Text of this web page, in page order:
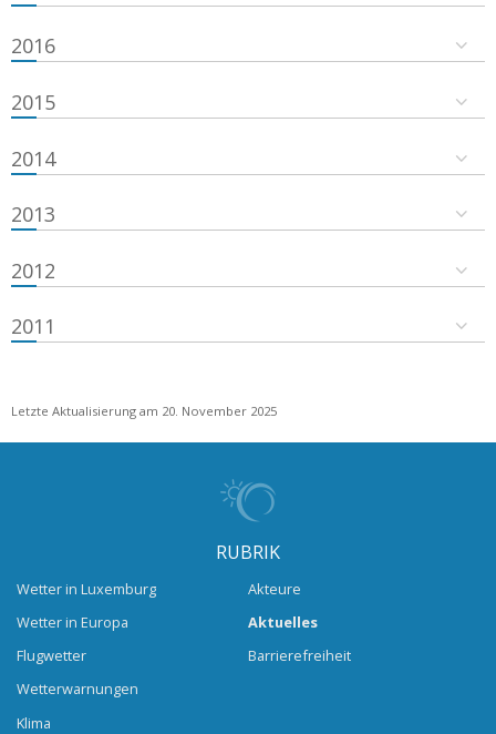
2016
2015
2014
2013
2012
2011
Letzte Aktualisierung am 20. November 2025
RUBRIK
Wetter in Luxemburg
Wetter in Europa
Flugwetter
Wetterwarnungen
Klima
Akteure
Aktuelles
Barrierefreiheit